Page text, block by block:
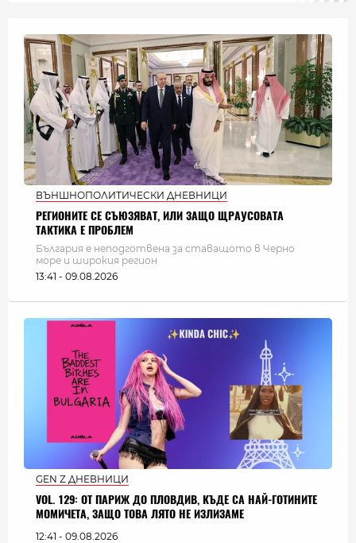
ВЪНШНОПОЛИТИЧЕСКИ ДНЕВНИЦИ
РЕГИОНИТЕ СЕ СЪЮЗЯВАТ, ИЛИ ЗАЩО ЩРАУСОВАТА
ТАКТИКА Е ПРОБЛЕМ
България e неподготвена за ставащото в Черно
море и широкия регион
13:41 - 09.08.2026
GEN Z ДНЕВНИЦИ
VOL. 129: ОТ ПАРИЖ ДО ПЛОВДИВ, КЪДЕ СА НАЙ-ГОТИНИТЕ
МОМИЧЕТА, ЗАЩО ТОВА ЛЯТО НЕ ИЗЛИЗАМЕ
12:41 - 09.08.2026